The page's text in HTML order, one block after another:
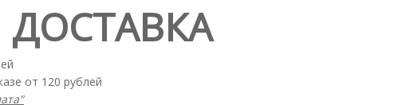
ДОСТАВКА
от 120 рублей